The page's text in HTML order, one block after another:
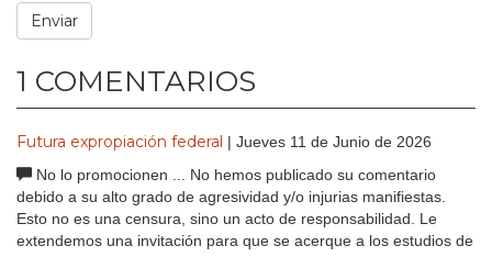
1 COMENTARIOS
Futura expropiación federal | Jueves 11 de Junio de 2026
No lo promocionen ... No hemos publicado su comentario
debido a su alto grado de agresividad y/o injurias manifiestas.
Esto no es una censura, sino un acto de responsabilidad. Le
extendemos una invitación para que se acerque a los estudios de